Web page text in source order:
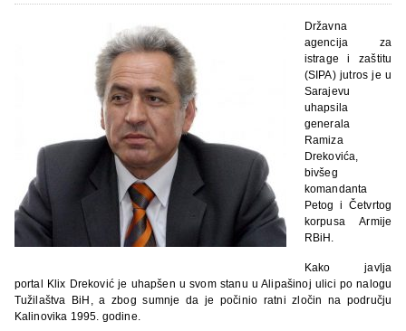
Državna
agencija za
istrage i zaštitu
(SIPA) jutros je u
Sarajevu
uhapsila
generala
Ramiza
Drekovića,
bivšeg
komandanta
Petog i Četvrtog
korpusa Armije
RBiH.
Kako javlja
portal Klix Dreković je uhapšen u svom stanu u Alipašinoj ulici po nalogu
Tužilaštva BiH, a zbog sumnje da je počinio ratni zločin na području
Kalinovika 1995. godine.